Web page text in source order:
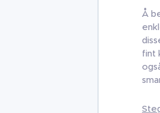
Å
fint